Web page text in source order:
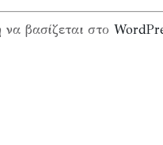
βασίζεται στο